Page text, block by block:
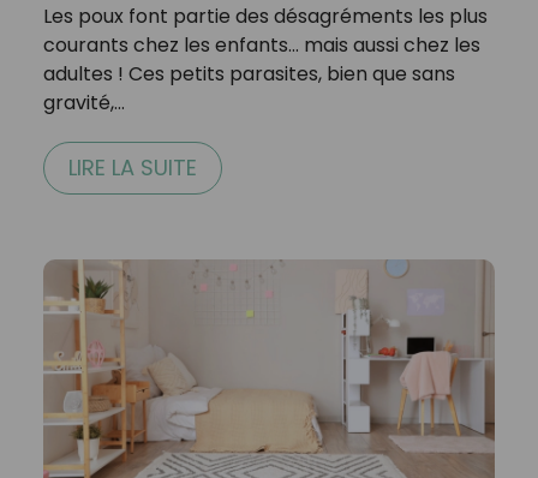
Les poux font partie des désagréments les plus
courants chez les enfants… mais aussi chez les
adultes ! Ces petits parasites, bien que sans
gravité,…
LIRE LA SUITE